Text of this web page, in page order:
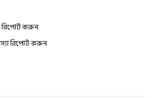
রিপোর্ট করুন
রিপোর্ট করুন